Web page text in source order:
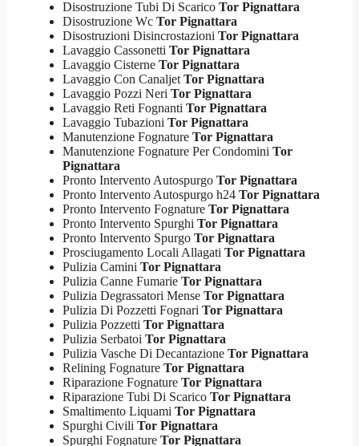
Disostruzione Tubi Di Scarico Tor Pignattara
Disostruzione Wc Tor Pignattara
Disostruzioni Disincrostazioni Tor Pignattara
Lavaggio Cassonetti Tor Pignattara
Lavaggio Cisterne Tor Pignattara
Lavaggio Con Canaljet Tor Pignattara
Lavaggio Pozzi Neri Tor Pignattara
Lavaggio Reti Fognanti Tor Pignattara
Lavaggio Tubazioni Tor Pignattara
Manutenzione Fognature Tor Pignattara
Manutenzione Fognature Per Condomini Tor
Pignattara
Pronto Intervento Autospurgo Tor Pignattara
Pronto Intervento Autospurgo h24 Tor Pignattara
Pronto Intervento Fognature Tor Pignattara
Pronto Intervento Spurghi Tor Pignattara
Pronto Intervento Spurgo Tor Pignattara
Prosciugamento Locali Allagati Tor Pignattara
Pulizia Camini Tor Pignattara
Pulizia Canne Fumarie Tor Pignattara
Pulizia Degrassatori Mense Tor Pignattara
Pulizia Di Pozzetti Fognari Tor Pignattara
Pulizia Pozzetti Tor Pignattara
Pulizia Serbatoi Tor Pignattara
Pulizia Vasche Di Decantazione Tor Pignattara
Relining Fognature Tor Pignattara
Riparazione Fognature Tor Pignattara
Riparazione Tubi Di Scarico Tor Pignattara
Smaltimento Liquami Tor Pignattara
Spurghi Civili Tor Pignattara
Spurghi Fognature Tor Pignattara